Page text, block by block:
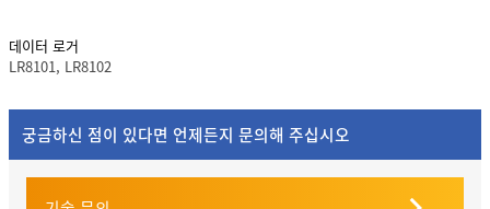
데이터 로거
LR8101, LR8102
궁금하신 점이 있다면 언제든지 문의해 주십시오